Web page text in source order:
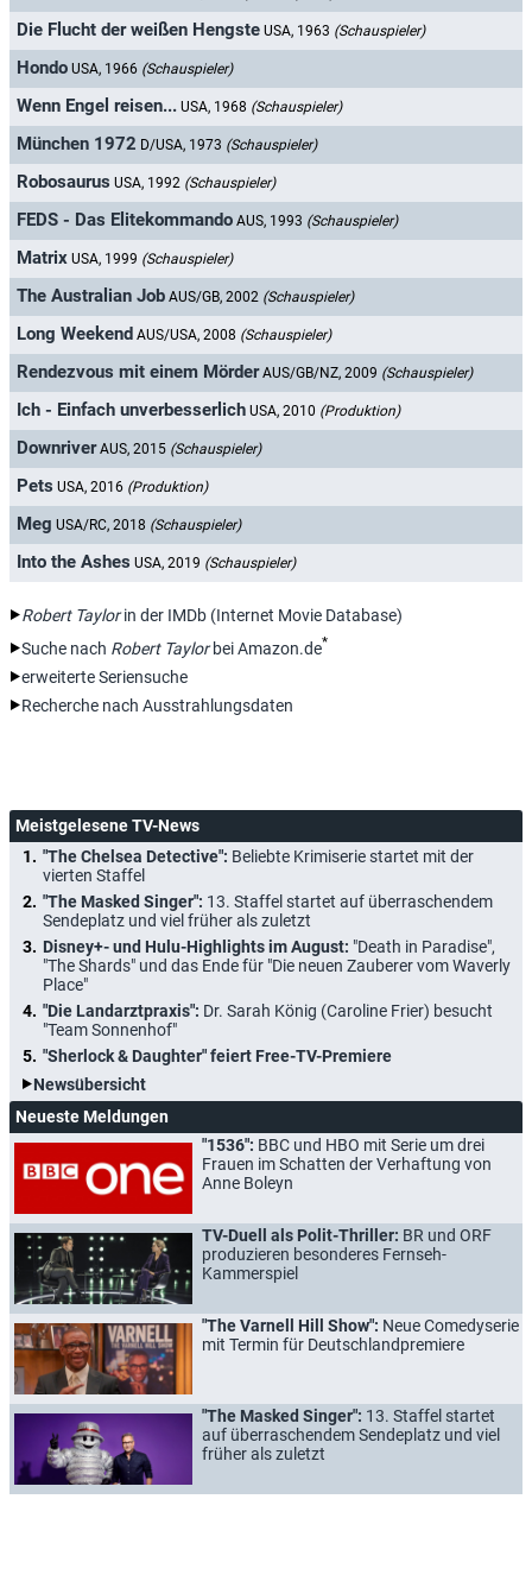
Die Flucht der weißen Hengste USA, 1963 (Schauspieler)
Hondo USA, 1966 (Schauspieler)
Wenn Engel reisen... USA, 1968 (Schauspieler)
München 1972 D/USA, 1973 (Schauspieler)
Robosaurus USA, 1992 (Schauspieler)
FEDS - Das Elitekommando AUS, 1993 (Schauspieler)
Matrix USA, 1999 (Schauspieler)
The Australian Job AUS/GB, 2002 (Schauspieler)
Long Weekend AUS/USA, 2008 (Schauspieler)
Rendezvous mit einem Mörder AUS/GB/NZ, 2009 (Schauspieler)
Ich - Einfach unverbesserlich USA, 2010 (Produktion)
Downriver AUS, 2015 (Schauspieler)
Pets USA, 2016 (Produktion)
Meg USA/RC, 2018 (Schauspieler)
Into the Ashes USA, 2019 (Schauspieler)
Robert Taylorin der IMDb (Internet Movie Database)
Suche nach Robert Taylorbei Amazon.de*
erweiterte Seriensuche
Recherche nach Ausstrahlungsdaten
Meistgelesene TV-News
"The Chelsea Detective": Beliebte Krimiserie startet mit der
vierten Staffel
"The Masked Singer": 13. Staffel startet auf überraschendem
Sendeplatz und viel früher als zuletzt
Disney+- und Hulu-Highlights im August: "Death in Paradise",
"The Shards" und das Ende für "Die neuen Zauberer vom Waverly
Place"
"Die Landarztpraxis": Dr. Sarah König (Caroline Frier) besucht
"Team Sonnenhof"
"Sherlock & Daughter" feiert Free-TV-Premiere
Newsübersicht
Neueste Meldungen
"1536": BBC und HBO mit Serie um drei
Frauen im Schatten der Verhaftung von
Anne Boleyn
TV-Duell als Polit-Thriller: BR und ORF
produzieren besonderes Fernseh-
Kammerspiel
"The Varnell Hill Show": Neue Comedyserie
mit Termin für Deutschlandpremiere
"The Masked Singer": 13. Staffel startet
auf überraschendem Sendeplatz und viel
früher als zuletzt